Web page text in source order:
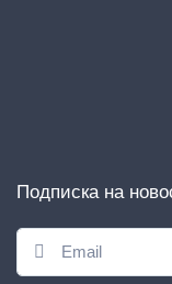
Подписка на